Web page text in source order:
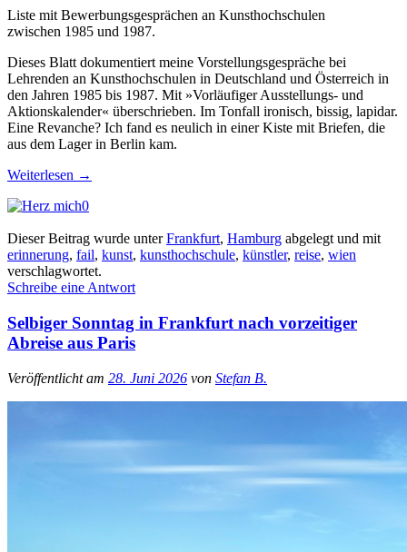
Liste mit Bewerbungsgesprächen an Kunsthochschulen
zwischen 1985 und 1987.
Dieses Blatt dokumentiert meine Vorstellungsgespräche bei
Lehrenden an Kunsthochschulen in Deutschland und Österreich in
den Jahren 1985 bis 1987. Mit »Vorläufiger Ausstellungs- und
Aktionskalender« überschrieben. Im Tonfall ironisch, bissig, lapidar.
Eine Revanche? Ich fand es neulich in einer Kiste mit Briefen, die
aus dem Lager in Berlin kam.
Weiterlesen →
0
Dieser Beitrag wurde unterFrankfurt, Hamburg abgelegt und mit
erinnerung, fail, kunst, kunsthochschule, künstler, reise, wien
verschlagwortet.
Schreibe eine Antwort
Selbiger Sonntag in Frankfurt nach vorzeitiger
Abreise aus Paris
Veröffentlicht am 28. Juni 2026 von Stefan B.